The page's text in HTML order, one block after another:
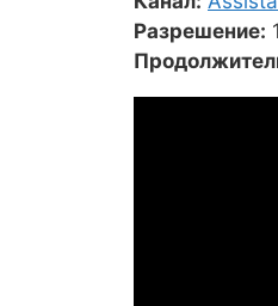
Разрешение: